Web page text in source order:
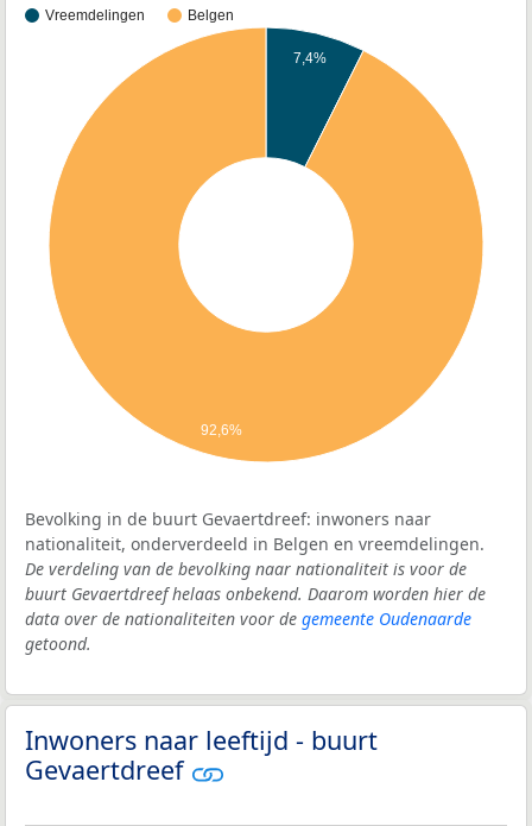
Vreemdelingen Belgen
7,4%
92,6%
Bevolking in de buurt Gevaertdreef: inwoners naar
nationaliteit, onderverdeeld in Belgen en vreemdelingen.
De verdeling van de bevolking naar nationaliteit is voor de
buurt Gevaertdreef helaas onbekend. Daarom worden hier de
data over de nationaliteiten voor de gemeente Oudenaarde
getoond.
Inwoners naar leeftijd - buurt
Gevaertdreef